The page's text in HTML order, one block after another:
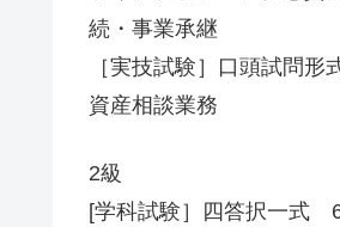
続・事業承継
［実技試験］口頭試問形
資産相談業務
2級
[学科試験］四答択一式